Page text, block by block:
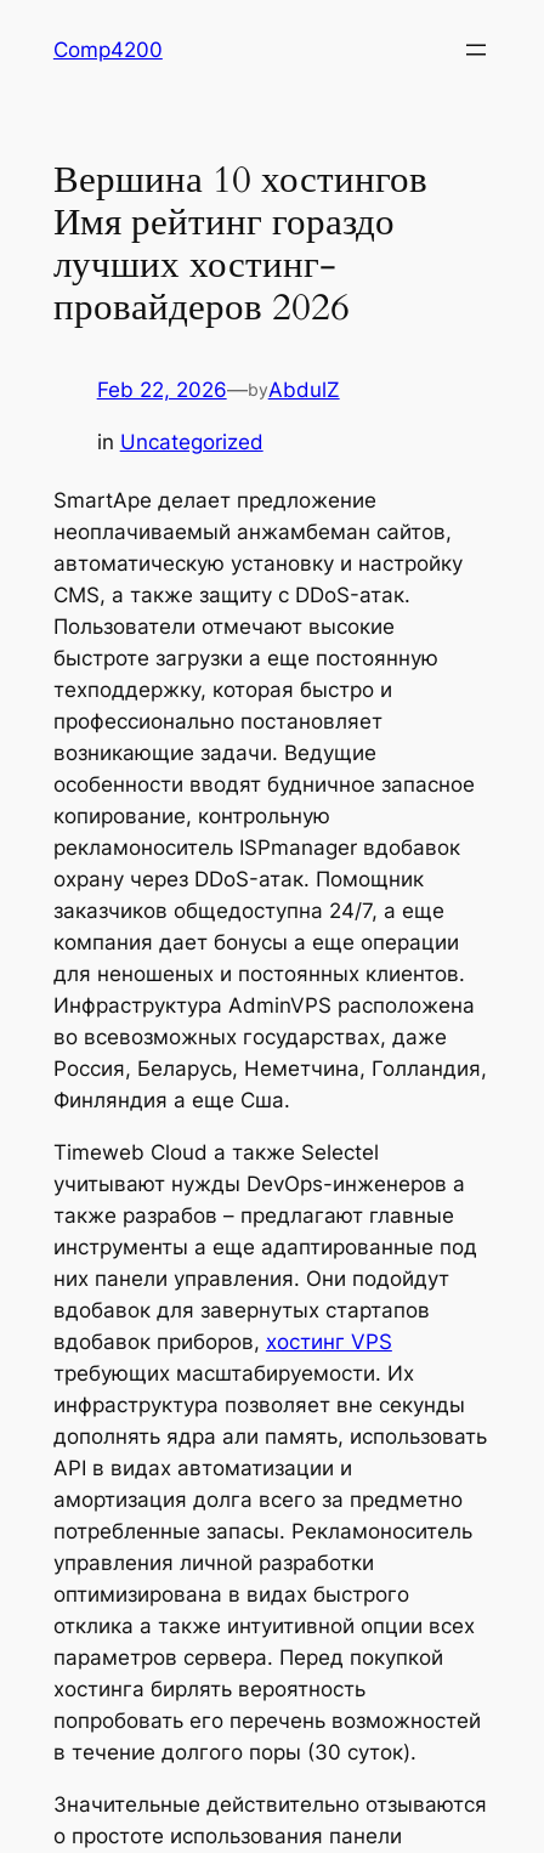
Comp4200
Вершина 10 хостингов
Имя рейтинг гораздо
лучших хостинг-
провайдеров 2026
Feb 22, 2026—byAbdulZ
in Uncategorized
SmartApe делает предложение
неоплачиваемый анжамбеман сайтов,
автоматическую установку и настройку
CMS, а также защиту с DDoS-атак.
Пользователи отмечают высокие
быстроте загрузки а еще постоянную
техподдержку, которая быстро и
профессионально постановляет
возникающие задачи. Ведущие
особенности вводят будничное запасное
копирование, контрольную
рекламоноситель ISPmanager вдобавок
охрану через DDoS-атак. Помощник
заказчиков общедоступна 24/7, а еще
компания дает бонусы а еще операции
для неношеных и постоянных клиентов.
Инфраструктура AdminVPS расположена
во всевозможных государствах, даже
Россия, Беларусь, Неметчина, Голландия,
Финляндия а еще Сша.
Timeweb Cloud а также Selectel
учитывают нужды DevOps-инженеров а
также разрабов – предлагают главные
инструменты а еще адаптированные под
них панели управления. Они подойдут
вдобавок для завернутых стартапов
вдобавок приборов, хостинг VPS
требующих масштабируемости. Их
инфраструктура позволяет вне секунды
дополнять ядра али память, использовать
API в видах автоматизации и
амортизация долга всего за предметно
потребленные запасы. Рекламоноситель
управления личной разработки
оптимизирована в видах быстрого
отклика а также интуитивной опции всех
параметров сервера. Перед покупкой
хостинга бирлять вероятность
попробовать его перечень возможностей
в течение долгого поры (30 суток).
Значительные действительно отзываются
о простоте использования панели